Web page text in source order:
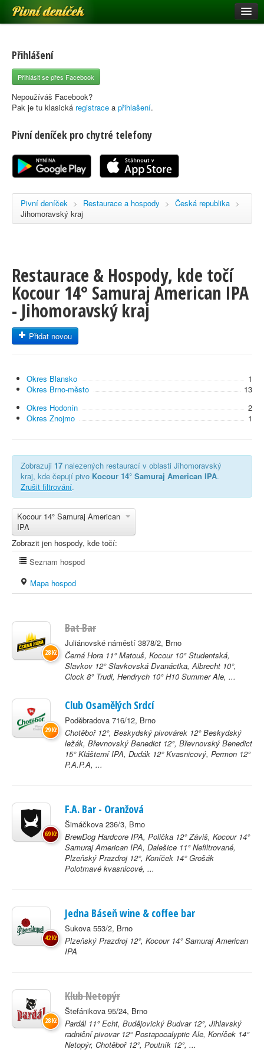
Pivní deníček
Pivní mapa
Pivní značky
Nápověda
Registrace
Přihlášení
Přihlásit se přes Facebook
Nepoužíváš Facebook?
Pak je tu klasická registrace a přihlašení.
Pivní deníček pro chytré telefony
Pivní deníček > Restaurace a hospody > Česká republika >
Jihomoravský kraj
Restaurace & Hospody, kde točí
Kocour 14° Samuraj American IPA
- Jihomoravský kraj
Přidat novou
Okres Blansko
1
Okres Brno-město
13
Okres Hodonín
2
Okres Znojmo
1
Zobrazuji 17 nalezených restaurací v oblasti Jihomoravský
kraj, kde čepují pivo Kocour 14° Samuraj American IPA.
Zrušit filtrování.
Kocour 14° Samuraj American
IPA
Zobrazit jen hospody, kde točí:
Seznam hospod
Mapa hospod
Bat Bar
Juliánovské náměstí 3878/2, Brno
Černá Hora 11° Matouš, Kocour 10° Studentská,
Slavkov 12° Slavkovská Dvanáctka, Albrecht 10°,
Clock 8° Trudi, Hendrych 10° H10 Summer Ale, ...
28 Kč
Club Osamělých Srdcí
Poděbradova 716/12, Brno
Chotěboř 12°, Beskydský pivovárek 12° Beskydský
ležák, Břevnovský Benedict 12°, Břevnovský Benedict
15° Klášterní IPA, Dudák 12° Kvasnicový, Permon 12°
P.A.P.A, ...
29 Kč
F.A. Bar - Oranžová
Šimáčkova 236/3, Brno
BrewDog Hardcore IPA, Polička 12° Záviš, Kocour 14°
Samuraj American IPA, Dalešice 11° Nefiltrované,
Plzeňský Prazdroj 12°, Koníček 14° Grošák
Polotmavé kvasnicové, ...
69 Kč
Jedna Báseň wine & coffee bar
Sukova 553/2, Brno
Plzeňský Prazdroj 12°, Kocour 14° Samuraj American
IPA
42 Kč
Klub Netopýr
Štefánikova 95/24, Brno
Pardál 11° Echt, Budějovický Budvar 12°, Jihlavský
radniční pivovar 12° Postapocalyptic Ale, Koníček 14°
Netopýr, Chotěboř 12°, Poutník 12°, ...
28 Kč